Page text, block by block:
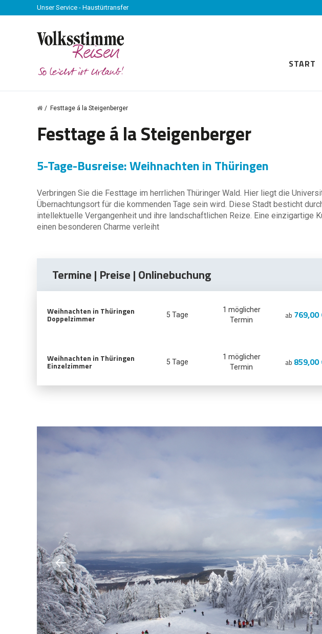
Unser Service - Haustürtransfer
START
Festtage á la Steigenberger
Festtage á la Steigenberger
5-Tage-Busreise: Weihnachten in Thüringen
Verbringen Sie die Festtage im herrlichen Thüringer Wald. Hier liegt die
Übernachtungsort für die kommenden Tage sein wird. Diese Stadt besticht
intellektuelle Vergangenheit und ihre landschaftlichen Reize. Eine einzigartige
einen besonderen Charme verleiht
Termine | Preise | Onlinebuchung
Weihnachten in Thüringen
Doppelzimmer 5 Tage
1 möglicher
Termin
ab 769,00
Weihnachten in Thüringen
Einzelzimmer 5 Tage
1 möglicher
Termin
ab 859,00